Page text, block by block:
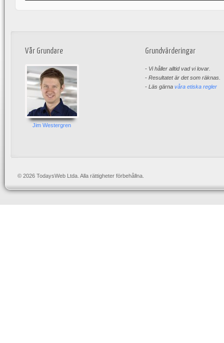
Vår Grundare
Jim Westergren
Grundvärderingar
- Vi håller alltid vad vi lovar.
- Resultatet är det som räknas.
- Läs gärna våra etiska regler
© 2026 TodaysWeb Ltda. Alla rättigheter förbehållna.